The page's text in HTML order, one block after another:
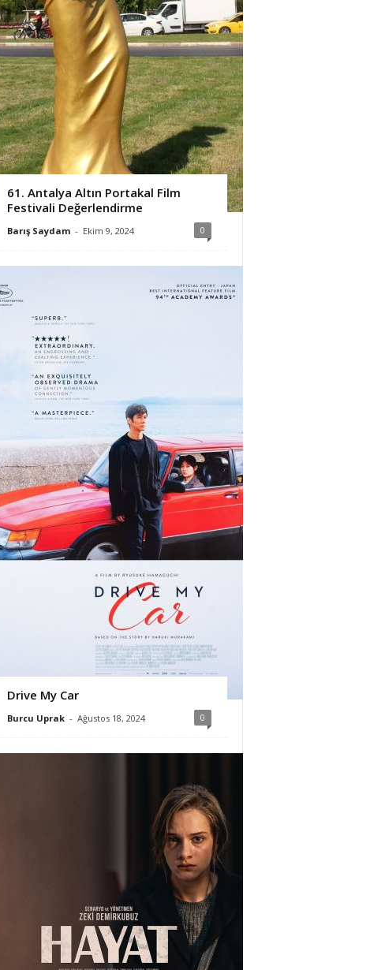
61. Antalya Altın Portakal Film
Festivali Değerlendirme
Barış Saydam - Ekim 9, 2024 0
Drive My Car
Burcu Uprak - Ağustos 18, 2024 0